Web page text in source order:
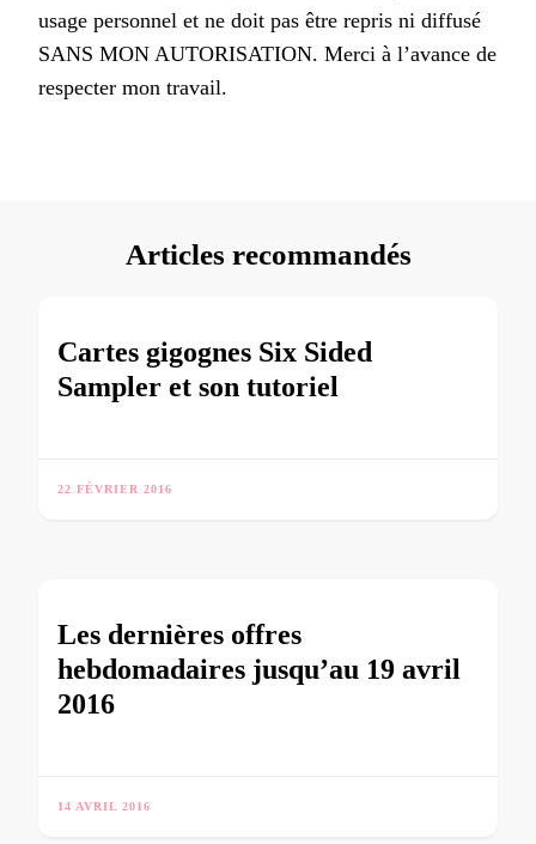
usage personnel et ne doit pas être repris ni diffusé
SANS MON AUTORISATION. Merci à l’avance de
respecter mon travail.
Articles recommandés
Cartes gigognes Six Sided
Sampler et son tutoriel
22 FÉVRIER 2016
Les dernières offres
hebdomadaires jusqu’au 19 avril
2016
14 AVRIL 2016